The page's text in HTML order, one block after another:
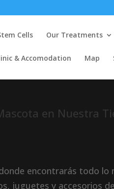
Cells Our Treatments
& Accomodation Map
en Nuestra
encontrarás todo lo
juguetes y accesorios